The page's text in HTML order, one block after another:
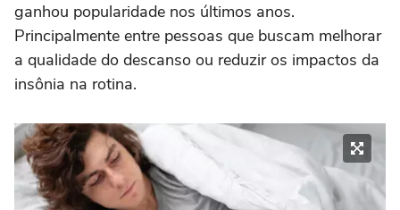
ganhou popularidade nos últimos anos.
Principalmente entre pessoas que buscam melhorar
a qualidade do descanso ou reduzir os impactos da
insônia na rotina.